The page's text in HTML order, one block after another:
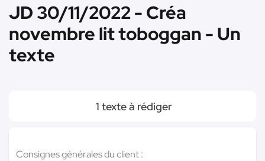
JD 30/11/2022 - Créa
novembre lit toboggan - Un
texte
1 texte à rédiger
Consignes générales du client :